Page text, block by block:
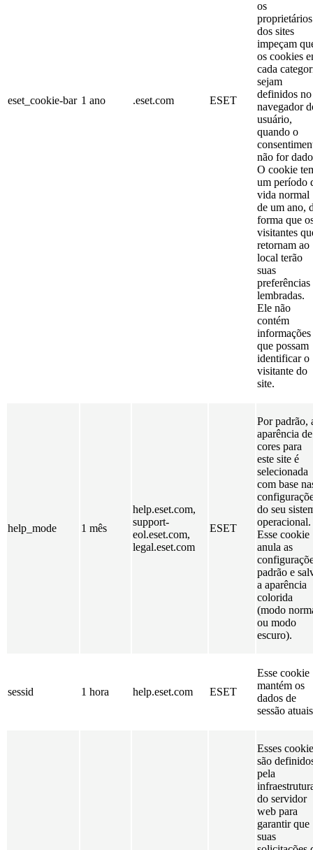
eset_cookie-bar 1 ano .eset.com ESET
os
proprietários
dos sites
impeçam
os cookies
cada
sejam
definidos no
navegador
usuário,
quando o
não for
O cookie
um período
vida normal
de um ano,
forma que
visitantes
retornam ao
local terão
suas
preferências
lembradas.
Ele não
contém
informações
que possam
identificar o
visitante do
site.
help_mode 1 mês
help.eset.com,
support-
eol.eset.com,
legal.eset.com
ESET
Por padrão,
aparência de
cores para
este site é
selecionada
com base
do seu
operacional.
Esse cookie
anula as
padrão e
a aparência
colorida
(modo
ou modo
escuro).
sessid 1 hora help.eset.com ESET
Esse cookie
mantém os
dados de
sessão
Esses
são
pela
do servidor
web para
garantir que
suas